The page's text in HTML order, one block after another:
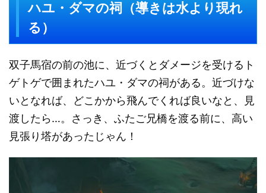
ハユ・ダマの祠（導きは水より現れ
る）
双子馬宿の前の池に、近づくとダメージを受けるト
ゲトゲで囲まれたハユ・ダマの祠がある。近づけな
いとなれば、どこかから飛んでくれば良いなと、見
渡したら…。さっき、ふたご兄橋を渡る前に、高い
見張り塔があったじゃん！